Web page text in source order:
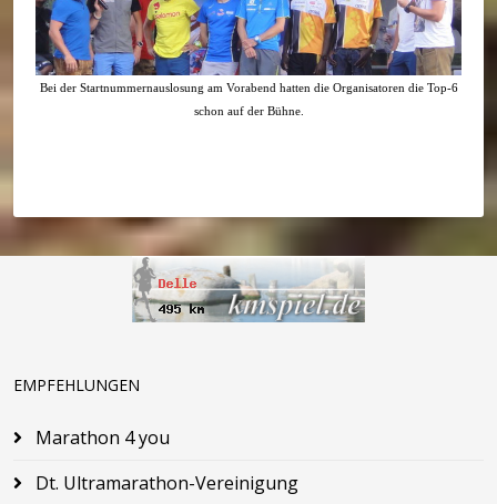
Bei der Startnummernauslosung am Vorabend hatten die Organisatoren die Top-6
schon auf der Bühne.
EMPFEHLUNGEN
Marathon 4 you
Dt. Ultramarathon-Vereinigung